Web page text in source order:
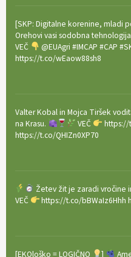
[SKP: Digitalne korenine, mladi
Orehovi vasi sodobna
VEČ
@EUAgri #IMCAP #CAP
https://t.co/wEaow88sh8
Valter Kobal in Mojca Tiršek
na Krasu.
VEČ
https://
https://t.co/QHIZn0XP70
Žetev žit je zaradi vročine
VEČ
https://t.co/bBWaIz6Hhh
[EKOloško = LOGIČNO ]